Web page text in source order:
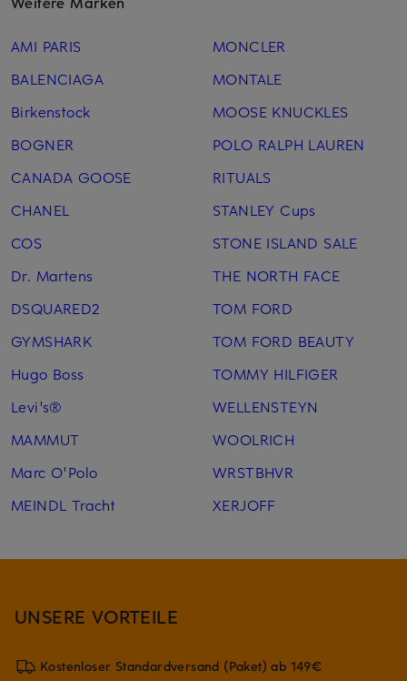
AMI PARIS
BALENCIAGA
Birkenstock
BOGNER
CANADA GOOSE
CHANEL
COS
Dr. Martens
DSQUARED2
GYMSHARK
Hugo Boss
Levi's®
MAMMUT
Marc O'Polo
MEINDL Tracht
MONCLER
MONTALE
MOOSE KNUCKLES
POLO RALPH LAUREN
RITUALS
STANLEY Cups
STONE ISLAND SALE
THE NORTH FACE
TOM FORD
TOM FORD BEAUTY
TOMMY HILFIGER
WELLENSTEYN
WOOLRICH
WRSTBHVR
XERJOFF
UNSERE VORTEILE
Kostenloser Standardversand (Paket) ab 149€